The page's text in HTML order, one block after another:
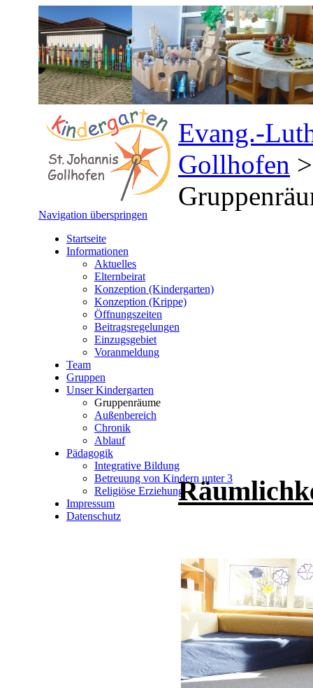
Navigation überspringen
Startseite
Informationen
Aktuelles
Elternbeirat
Konzeption (Kindergarten)
Konzeption (Krippe)
Öffnungszeiten
Beitragsregelungen
Einzugsgebiet
Voranmeldung
Team
Gruppen
Unser Kindergarten
Gruppenräume
Außenbereich
Chronik
Ablauf
Pädagogik
Integrative Bildung
Betreuung von Kindern unter 3
Religiöse Erziehung
Impressum
Datenschutz
Evang.-
Gollhofen